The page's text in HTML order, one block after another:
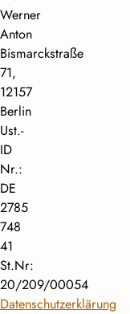
Werner
Anton
Bismarckstraße
71,
12157
Berlin
Ust.-
ID
Nr.:
DE
2785
748
41
St.Nr:
20/209/00054
Datenschutzerklärung